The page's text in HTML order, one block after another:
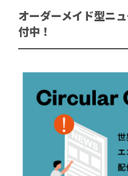
オーダーメイド型ニ
付中！